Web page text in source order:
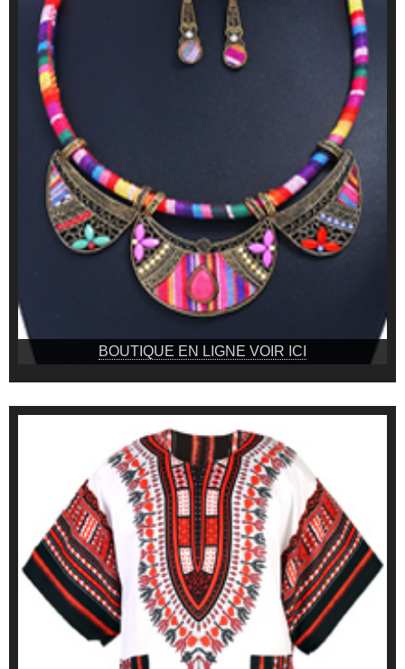
BOUTIQUE EN LIGNE VOIR ICI